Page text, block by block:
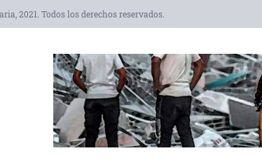
2021. Todos los derechos reservados.